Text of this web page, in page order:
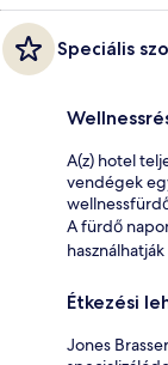
Speciális
A(z) hotel
vendégek
A fürdő
Étkezési
Jones